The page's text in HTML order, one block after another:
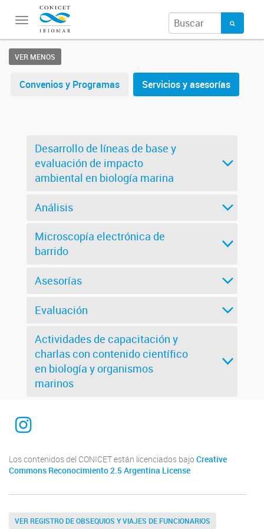
Toggle
navigation
VER MENOS
Convenios y Programas Servicios y asesorías
Desarrollo de líneas de base y
evaluación de impacto
ambiental en biología marina
Análisis
Microscopía electrónica de
barrido
Asesorías
Evaluación
Actividades de capacitación y
charlas con contenido científico
en biología y organismos
marinos
@ibiomar.conicet
Los contenidos del CONICET están licenciados bajo Creative
Commons Reconocimiento 2.5 Argentina License
VER REGISTRO DE OBSEQUIOS Y VIAJES DE FUNCIONARIOS